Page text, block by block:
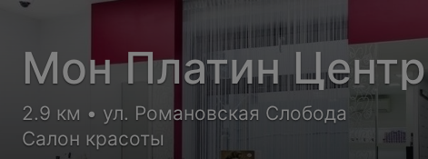
Мон Платин Центр
2.9 км • ул. Романовская Слобода
Салон красоты